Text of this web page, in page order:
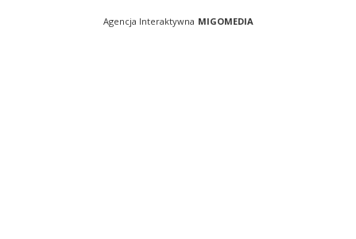
Agencja Interaktywna MIGOMEDIA